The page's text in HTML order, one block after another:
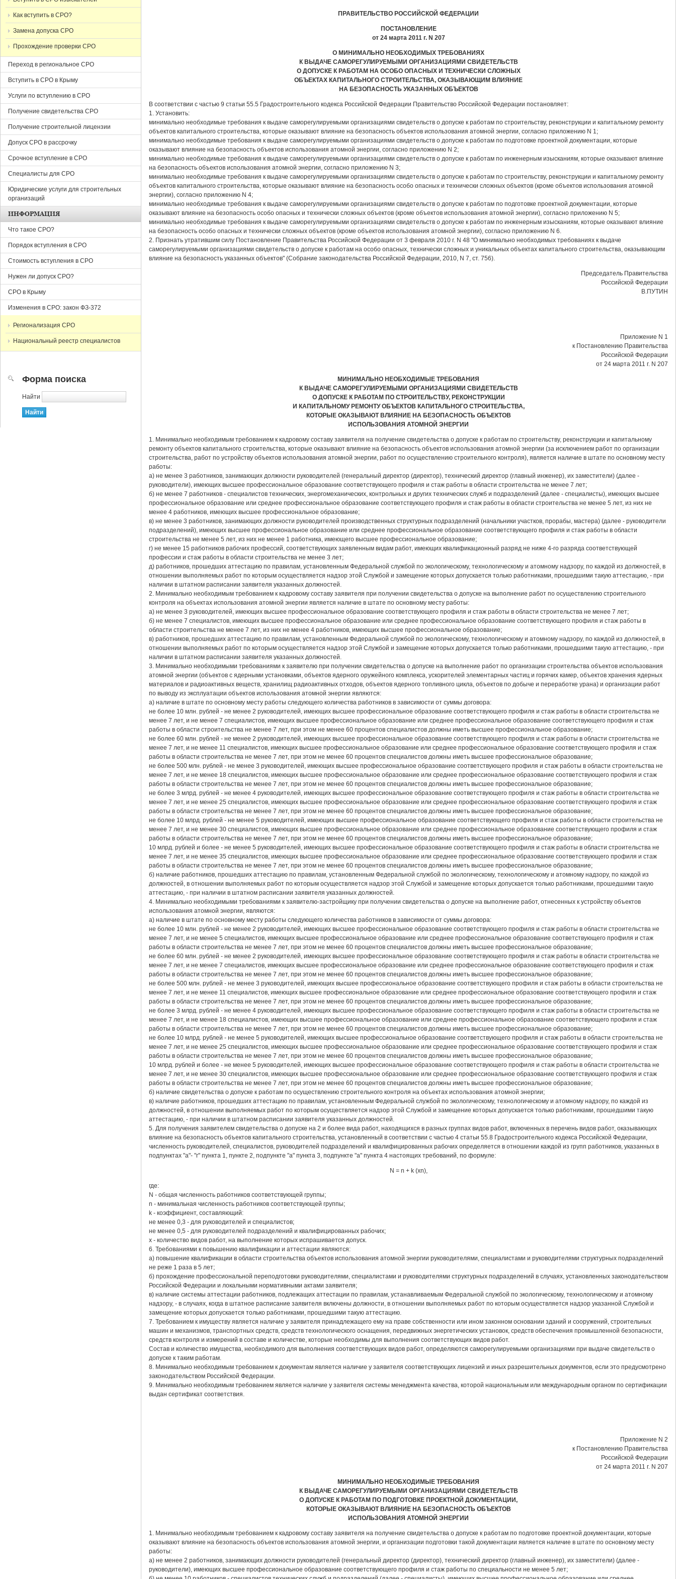
ПРАВИТЕЛЬСТВО РОССИЙСКОЙ ФЕДЕРАЦИИ
ПОСТАНОВЛЕНИЕ
от 24 марта 2011 г. N 207
О МИНИМАЛЬНО НЕОБХОДИМЫХ ТРЕБОВАНИЯХ
К ВЫДАЧЕ САМОРЕГУЛИРУЕМЫМИ ОРГАНИЗАЦИЯМИ СВИДЕТЕЛЬСТВ
О ДОПУСКЕ К РАБОТАМ НА ОСОБО ОПАСНЫХ И ТЕХНИЧЕСКИ СЛОЖНЫХ
ОБЪЕКТАХ КАПИТАЛЬНОГО СТРОИТЕЛЬСТВА, ОКАЗЫВАЮЩИМ ВЛИЯНИЕ
НА БЕЗОПАСНОСТЬ УКАЗАННЫХ ОБЪЕКТОВ
В соответствии с частью 9 статьи 55.5 Градостроительного кодекса Российской Федерации Правительство Российской Федерации постановляет:
1. Установить:
минимально необходимые требования к выдаче саморегулируемыми организациями свидетельств о допуске к работам по строительству, реконструкции и капитальному ремонту
объектов капитального строительства, которые оказывают влияние на безопасность объектов использования атомной энергии, согласно приложению N 1;
минимально необходимые требования к выдаче саморегулируемыми организациями свидетельств о допуске к работам по подготовке проектной документации, которые
оказывают влияние на безопасность объектов использования атомной энергии, согласно приложению N 2;
минимально необходимые требования к выдаче саморегулируемыми организациями свидетельств о допуске к работам по инженерным изысканиям, которые оказывают влияние
на безопасность объектов использования атомной энергии, согласно приложению N 3;
минимально необходимые требования к выдаче саморегулируемыми организациями свидетельств о допуске к работам по строительству, реконструкции и капитальному ремонту
объектов капитального строительства, которые оказывают влияние на безопасность особо опасных и технически сложных объектов (кроме объектов использования атомной
энергии), согласно приложению N 4;
минимально необходимые требования к выдаче саморегулируемыми организациями свидетельств о допуске к работам по подготовке проектной документации, которые
оказывают влияние на безопасность особо опасных и технически сложных объектов (кроме объектов использования атомной энергии), согласно приложению N 5;
минимально необходимые требования к выдаче саморегулируемыми организациями свидетельств о допуске к работам по инженерным изысканиям, которые оказывают влияние
на безопасность особо опасных и технически сложных объектов (кроме объектов использования атомной энергии), согласно приложению N 6.
2. Признать утратившим силу Постановление Правительства Российской Федерации от 3 февраля 2010 г. N 48 "О минимально необходимых требованиях к выдаче
саморегулируемыми организациями свидетельств о допуске к работам на особо опасных, технически сложных и уникальных объектах капитального строительства, оказывающим
влияние на безопасность указанных объектов" (Собрание законодательства Российской Федерации, 2010, N 7, ст. 756).
Председатель Правительства
Российской Федерации
В.ПУТИН
Приложение N 1
к Постановлению Правительства
Российской Федерации
от 24 марта 2011 г. N 207
МИНИМАЛЬНО НЕОБХОДИМЫЕ ТРЕБОВАНИЯ
К ВЫДАЧЕ САМОРЕГУЛИРУЕМЫМИ ОРГАНИЗАЦИЯМИ СВИДЕТЕЛЬСТВ
О ДОПУСКЕ К РАБОТАМ ПО СТРОИТЕЛЬСТВУ, РЕКОНСТРУКЦИИ
И КАПИТАЛЬНОМУ РЕМОНТУ ОБЪЕКТОВ КАПИТАЛЬНОГО СТРОИТЕЛЬСТВА,
КОТОРЫЕ ОКАЗЫВАЮТ ВЛИЯНИЕ НА БЕЗОПАСНОСТЬ ОБЪЕКТОВ
ИСПОЛЬЗОВАНИЯ АТОМНОЙ ЭНЕРГИИ
1. Минимально необходимым требованием к кадровому составу заявителя на получение свидетельства о допуске к работам по строительству, реконструкции и капитальному
ремонту объектов капитального строительства, которые оказывают влияние на безопасность объектов использования атомной энергии (за исключением работ по организации
строительства, работ по устройству объектов использования атомной энергии, работ по осуществлению строительного контроля), является наличие в штате по основному месту
работы:
а) не менее 3 работников, занимающих должности руководителей (генеральный директор (директор), технический директор (главный инженер), их заместители) (далее -
руководители), имеющих высшее профессиональное образование соответствующего профиля и стаж работы в области строительства не менее 7 лет;
б) не менее 7 работников - специалистов технических, энергомеханических, контрольных и других технических служб и подразделений (далее - специалисты), имеющих высшее
профессиональное образование или среднее профессиональное образование соответствующего профиля и стаж работы в области строительства не менее 5 лет, из них не
менее 4 работников, имеющих высшее профессиональное образование;
в) не менее 3 работников, занимающих должности руководителей производственных структурных подразделений (начальники участков, прорабы, мастера) (далее - руководители
подразделений), имеющих высшее профессиональное образование или среднее профессиональное образование соответствующего профиля и стаж работы в области
строительства не менее 5 лет, из них не менее 1 работника, имеющего высшее профессиональное образование;
г) не менее 15 работников рабочих профессий, соответствующих заявленным видам работ, имеющих квалификационный разряд не ниже 4-го разряда соответствующей
профессии и стаж работы в области строительства не менее 3 лет;
д) работников, прошедших аттестацию по правилам, установленным Федеральной службой по экологическому, технологическому и атомному надзору, по каждой из должностей, в
отношении выполняемых работ по которым осуществляется надзор этой Службой и замещение которых допускается только работниками, прошедшими такую аттестацию, - при
наличии в штатном расписании заявителя указанных должностей.
2. Минимально необходимым требованием к кадровому составу заявителя при получении свидетельства о допуске на выполнение работ по осуществлению строительного
контроля на объектах использования атомной энергии является наличие в штате по основному месту работы:
а) не менее 3 руководителей, имеющих высшее профессиональное образование соответствующего профиля и стаж работы в области строительства не менее 7 лет;
б) не менее 7 специалистов, имеющих высшее профессиональное образование или среднее профессиональное образование соответствующего профиля и стаж работы в
области строительства не менее 7 лет, из них не менее 4 работников, имеющих высшее профессиональное образование;
в) работников, прошедших аттестацию по правилам, установленным Федеральной службой по экологическому, технологическому и атомному надзору, по каждой из должностей, в
отношении выполняемых работ по которым осуществляется надзор этой Службой и замещение которых допускается только работниками, прошедшими такую аттестацию, - при
наличии в штатном расписании заявителя указанных должностей.
3. Минимально необходимыми требованиями к заявителю при получении свидетельства о допуске на выполнение работ по организации строительства объектов использования
атомной энергии (объектов с ядерными установками, объектов ядерного оружейного комплекса, ускорителей элементарных частиц и горячих камер, объектов хранения ядерных
материалов и радиоактивных веществ, хранилищ радиоактивных отходов, объектов ядерного топливного цикла, объектов по добыче и переработке урана) и организации работ
по выводу из эксплуатации объектов использования атомной энергии являются:
а) наличие в штате по основному месту работы следующего количества работников в зависимости от суммы договора:
не более 10 млн. рублей - не менее 2 руководителей, имеющих высшее профессиональное образование соответствующего профиля и стаж работы в области строительства не
менее 7 лет, и не менее 7 специалистов, имеющих высшее профессиональное образование или среднее профессиональное образование соответствующего профиля и стаж
работы в области строительства не менее 7 лет, при этом не менее 60 процентов специалистов должны иметь высшее профессиональное образование;
не более 60 млн. рублей - не менее 2 руководителей, имеющих высшее профессиональное образование соответствующего профиля и стаж работы в области строительства не
менее 7 лет, и не менее 11 специалистов, имеющих высшее профессиональное образование или среднее профессиональное образование соответствующего профиля и стаж
работы в области строительства не менее 7 лет, при этом не менее 60 процентов специалистов должны иметь высшее профессиональное образование;
не более 500 млн. рублей - не менее 3 руководителей, имеющих высшее профессиональное образование соответствующего профиля и стаж работы в области строительства не
менее 7 лет, и не менее 18 специалистов, имеющих высшее профессиональное образование или среднее профессиональное образование соответствующего профиля и стаж
работы в области строительства не менее 7 лет, при этом не менее 60 процентов специалистов должны иметь высшее профессиональное образование;
не более 3 млрд. рублей - не менее 4 руководителей, имеющих высшее профессиональное образование соответствующего профиля и стаж работы в области строительства не
менее 7 лет, и не менее 25 специалистов, имеющих высшее профессиональное образование или среднее профессиональное образование соответствующего профиля и стаж
работы в области строительства не менее 7 лет, при этом не менее 60 процентов специалистов должны иметь высшее профессиональное образование;
не более 10 млрд. рублей - не менее 5 руководителей, имеющих высшее профессиональное образование соответствующего профиля и стаж работы в области строительства не
менее 7 лет, и не менее 30 специалистов, имеющих высшее профессиональное образование или среднее профессиональное образование соответствующего профиля и стаж
работы в области строительства не менее 7 лет, при этом не менее 60 процентов специалистов должны иметь высшее профессиональное образование;
10 млрд. рублей и более - не менее 5 руководителей, имеющих высшее профессиональное образование соответствующего профиля и стаж работы в области строительства не
менее 7 лет, и не менее 35 специалистов, имеющих высшее профессиональное образование или среднее профессиональное образование соответствующего профиля и стаж
работы в области строительства не менее 7 лет, при этом не менее 60 процентов специалистов должны иметь высшее профессиональное образование;
б) наличие работников, прошедших аттестацию по правилам, установленным Федеральной службой по экологическому, технологическому и атомному надзору, по каждой из
должностей, в отношении выполняемых работ по которым осуществляется надзор этой Службой и замещение которых допускается только работниками, прошедшими такую
аттестацию, - при наличии в штатном расписании заявителя указанных должностей.
4. Минимально необходимыми требованиями к заявителю-застройщику при получении свидетельства о допуске на выполнение работ, отнесенных к устройству объектов
использования атомной энергии, являются:
а) наличие в штате по основному месту работы следующего количества работников в зависимости от суммы договора:
не более 10 млн. рублей - не менее 2 руководителей, имеющих высшее профессиональное образование соответствующего профиля и стаж работы в области строительства не
менее 7 лет, и не менее 5 специалистов, имеющих высшее профессиональное образование или среднее профессиональное образование соответствующего профиля и стаж
работы в области строительства не менее 7 лет, при этом не менее 60 процентов специалистов должны иметь высшее профессиональное образование;
не более 60 млн. рублей - не менее 2 руководителей, имеющих высшее профессиональное образование соответствующего профиля и стаж работы в области строительства не
менее 7 лет, и не менее 7 специалистов, имеющих высшее профессиональное образование или среднее профессиональное образование соответствующего профиля и стаж
работы в области строительства не менее 7 лет, при этом не менее 60 процентов специалистов должны иметь высшее профессиональное образование;
не более 500 млн. рублей - не менее 3 руководителей, имеющих высшее профессиональное образование соответствующего профиля и стаж работы в области строительства не
менее 7 лет, и не менее 11 специалистов, имеющих высшее профессиональное образование или среднее профессиональное образование соответствующего профиля и стаж
работы в области строительства не менее 7 лет, при этом не менее 60 процентов специалистов должны иметь высшее профессиональное образование;
не более 3 млрд. рублей - не менее 4 руководителей, имеющих высшее профессиональное образование соответствующего профиля и стаж работы в области строительства не
менее 7 лет, и не менее 18 специалистов, имеющих высшее профессиональное образование или среднее профессиональное образование соответствующего профиля и стаж
работы в области строительства не менее 7 лет, при этом не менее 60 процентов специалистов должны иметь высшее профессиональное образование;
не более 10 млрд. рублей - не менее 5 руководителей, имеющих высшее профессиональное образование соответствующего профиля и стаж работы в области строительства не
менее 7 лет, и не менее 25 специалистов, имеющих высшее профессиональное образование или среднее профессиональное образование соответствующего профиля и стаж
работы в области строительства не менее 7 лет, при этом не менее 60 процентов специалистов должны иметь высшее профессиональное образование;
10 млрд. рублей и более - не менее 5 руководителей, имеющих высшее профессиональное образование соответствующего профиля и стаж работы в области строительства не
менее 7 лет, и не менее 30 специалистов, имеющих высшее профессиональное образование или среднее профессиональное образование соответствующего профиля и стаж
работы в области строительства не менее 7 лет, при этом не менее 60 процентов специалистов должны иметь высшее профессиональное образование;
б) наличие свидетельства о допуске к работам по осуществлению строительного контроля на объектах использования атомной энергии;
в) наличие работников, прошедших аттестацию по правилам, установленным Федеральной службой по экологическому, технологическому и атомному надзору, по каждой из
должностей, в отношении выполняемых работ по которым осуществляется надзор этой Службой и замещение которых допускается только работниками, прошедшими такую
аттестацию, - при наличии в штатном расписании заявителя указанных должностей.
5. Для получения заявителем свидетельства о допуске на 2 и более вида работ, находящихся в разных группах видов работ, включенных в перечень видов работ, оказывающих
влияние на безопасность объектов капитального строительства, установленный в соответствии с частью 4 статьи 55.8 Градостроительного кодекса Российской Федерации,
численность руководителей, специалистов, руководителей подразделений и квалифицированных рабочих определяется в отношении каждой из групп работников, указанных в
подпунктах "а"- "г" пункта 1, пункте 2, подпункте "а" пункта 3, подпункте "а" пункта 4 настоящих требований, по формуле:
N = n + k (xn),
где:
N - общая численность работников соответствующей группы;
n - минимальная численность работников соответствующей группы;
k - коэффициент, составляющий:
не менее 0,3 - для руководителей и специалистов;
не менее 0,5 - для руководителей подразделений и квалифицированных рабочих;
x - количество видов работ, на выполнение которых испрашивается допуск.
6. Требованиями к повышению квалификации и аттестации являются:
а) повышение квалификации в области строительства объектов использования атомной энергии руководителями, специалистами и руководителями структурных подразделений
не реже 1 раза в 5 лет;
б) прохождение профессиональной переподготовки руководителями, специалистами и руководителями структурных подразделений в случаях, установленных законодательством
Российской Федерации и локальными нормативными актами заявителя;
в) наличие системы аттестации работников, подлежащих аттестации по правилам, устанавливаемым Федеральной службой по экологическому, технологическому и атомному
надзору, - в случаях, когда в штатное расписание заявителя включены должности, в отношении выполняемых работ по которым осуществляется надзор указанной Службой и
замещение которых допускается только работниками, прошедшими такую аттестацию.
7. Требованием к имуществу является наличие у заявителя принадлежащего ему на праве собственности или ином законном основании зданий и сооружений, строительных
машин и механизмов, транспортных средств, средств технологического оснащения, передвижных энергетических установок, средств обеспечения промышленной безопасности,
средств контроля и измерений в составе и количестве, которые необходимы для выполнения соответствующих видов работ.
Состав и количество имущества, необходимого для выполнения соответствующих видов работ, определяются саморегулируемыми организациями при выдаче свидетельств о
допуске к таким работам.
8. Минимально необходимым требованием к документам является наличие у заявителя соответствующих лицензий и иных разрешительных документов, если это предусмотрено
законодательством Российской Федерации.
9. Минимально необходимым требованием является наличие у заявителя системы менеджмента качества, которой национальным или международным органом по сертификации
выдан сертификат соответствия.
Приложение N 2
к Постановлению Правительства
Российской Федерации
от 24 марта 2011 г. N 207
МИНИМАЛЬНО НЕОБХОДИМЫЕ ТРЕБОВАНИЯ
К ВЫДАЧЕ САМОРЕГУЛИРУЕМЫМИ ОРГАНИЗАЦИЯМИ СВИДЕТЕЛЬСТВ
О ДОПУСКЕ К РАБОТАМ ПО ПОДГОТОВКЕ ПРОЕКТНОЙ ДОКУМЕНТАЦИИ,
КОТОРЫЕ ОКАЗЫВАЮТ ВЛИЯНИЕ НА БЕЗОПАСНОСТЬ ОБЪЕКТОВ
ИСПОЛЬЗОВАНИЯ АТОМНОЙ ЭНЕРГИИ
1. Минимально необходимым требованием к кадровому составу заявителя на получение свидетельства о допуске к работам по подготовке проектной документации, которые
оказывают влияние на безопасность объектов использования атомной энергии, и организации подготовки такой документации является наличие в штате по основному месту
работы:
а) не менее 2 работников, занимающих должности руководителей (генеральный директор (директор), технический директор (главный инженер), их заместители) (далее -
руководители), имеющих высшее профессиональное образование соответствующего профиля и стаж работы по специальности не менее 5 лет;
Как вступить в СРО?
Замена допуска СРО
Прохождение проверки СРО
Переход в региональное СРО
Вступить в СРО в Крыму
Услуги по вступлению в СРО
Получение свидетельства СРО
Получение строительной лицензии
Допуск СРО в рассрочку
Срочное вступление в СРО
Специалисты для СРО
Юридические услуги для строительных
организаций
ИНФОРМАЦИЯ
Что такое СРО?
Порядок вступления в СРО
Стоимость вступления в СРО
Нужен ли допуск СРО?
СРО в Крыму
Изменения в СРО: закон ФЗ-372
Регионализация СРО
Национальный реестр специалистов
Форма поиска
Найти